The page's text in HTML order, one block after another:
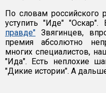
По словам российского
уступить "Иде"
правде" Звягинцев,
премия абсолютно
многих специалистов,
"Ида". Есть неплохие
"Дикие истории". А